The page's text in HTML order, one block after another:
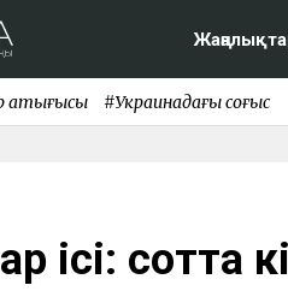
қақтығысы #Украинадағы соғыс
ісі: сотта